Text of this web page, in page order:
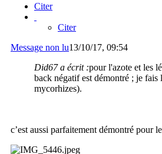
Citer
Citer
Message non lu13/10/17, 09:54
Did67 a écrit :pour l'azote et les
back négatif est démontré ; je fais
mycorhizes).
c’est aussi parfaitement démontré pour